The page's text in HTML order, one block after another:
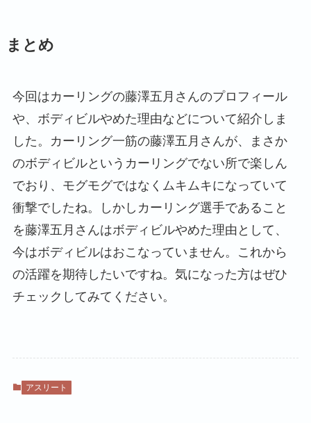
まとめ
今回はカーリングの藤澤五月さんのプロフィール
や、ボディビルやめた理由などについて紹介しま
した。カーリング一筋の藤澤五月さんが、まさか
のボディビルというカーリングでない所で楽しん
でおり、モグモグではなくムキムキになっていて
衝撃でしたね。しかしカーリング選手であること
を藤澤五月さんはボディビルやめた理由として、
今はボディビルはおこなっていません。これから
の活躍を期待したいですね。気になった方はぜひ
チェックしてみてください。
アスリート